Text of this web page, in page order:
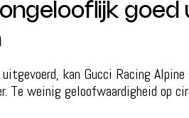
kan Gucci Racing Alpine
Te weinig geloofwaardigheid op